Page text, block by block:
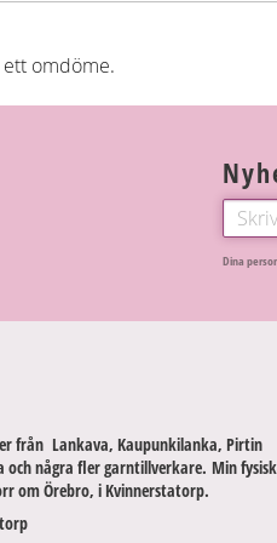
omdöme.
Dina
från Lankava, Kaupunkilanka, Pirtin
och några fler garntillverkare. Min
om Örebro, i Kvinnerstatorp.